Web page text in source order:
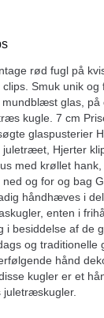
rød fugl på
Smuk unik og
glas, på
kugle. 7 cm
glaspusterier
Hjerter
med krøllet
og for og bag
håndhæves i
enten i
besiddelse af de
og traditionelle
hånd
kugler er et
juletræskugler.